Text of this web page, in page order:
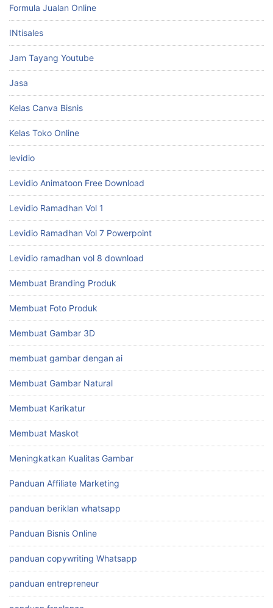
Formula Jualan Online
INtisales
Jam Tayang Youtube
Jasa
Kelas Canva Bisnis
Kelas Toko Online
levidio
Levidio Animatoon Free Download
Levidio Ramadhan Vol 1
Levidio Ramadhan Vol 7 Powerpoint
Levidio ramadhan vol 8 download
Membuat Branding Produk
Membuat Foto Produk
Membuat Gambar 3D
membuat gambar dengan ai
Membuat Gambar Natural
Membuat Karikatur
Membuat Maskot
Meningkatkan Kualitas Gambar
Panduan Affiliate Marketing
panduan beriklan whatsapp
Panduan Bisnis Online
panduan copywriting Whatsapp
panduan entrepreneur